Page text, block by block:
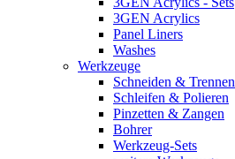
3GEN Acrylics
Panel Liners
Washes
Werkzeuge
Schneiden & Trennen
Schleifen & Polieren
Pinzetten & Zangen
Bohrer
Werkzeug-Sets